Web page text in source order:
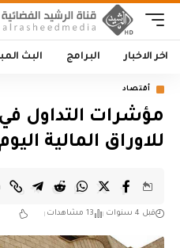
اخر الاخبار البرامج البث
أقتصاد
مؤشرات التداول
للاوراق المالية
قبل 4 سنوات 13 مشاهدات